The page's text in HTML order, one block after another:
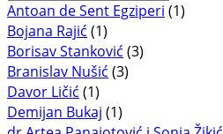
Antoan de Sent Egziperi (1)
Bojana Rajić (1)
Borisav Stanković (3)
Branislav Nušić (3)
Davor Ličić (1)
Demijan Bukaj (1)